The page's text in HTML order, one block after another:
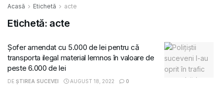
Acasă Etichetă acte
Etichetă: acte
Șofer amendat cu 5.000 de lei pentru că
transporta ilegal material lemnos în valoare de
peste 6.000 de lei
DE ȘTIREA SUCEVEI AUGUST 18, 2022 0